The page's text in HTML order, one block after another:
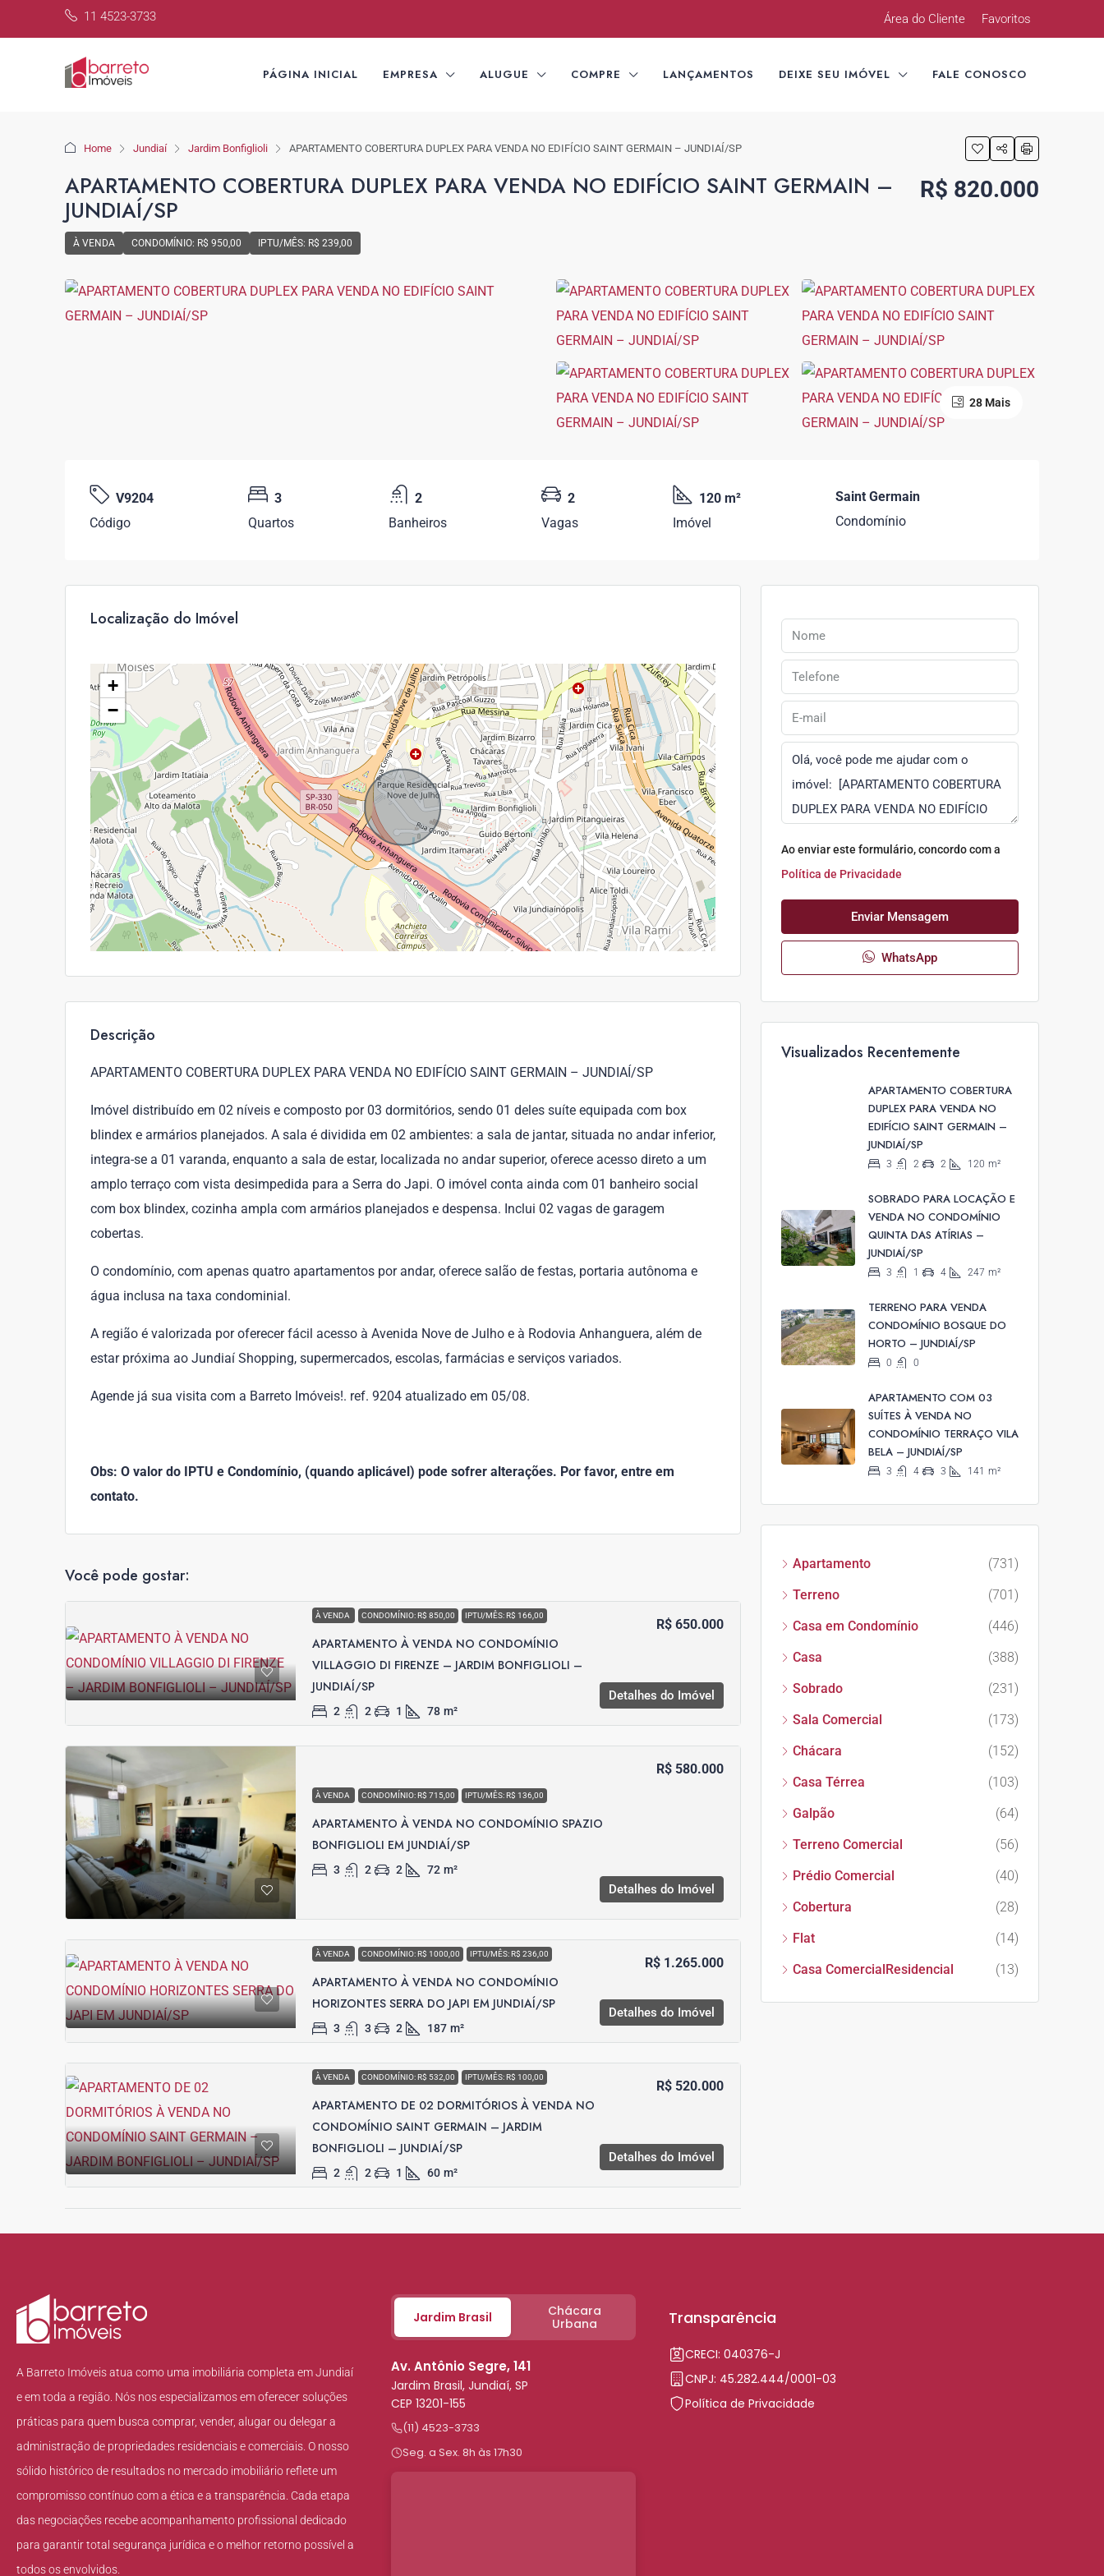
11 4523-3733 Área do Cliente Favoritos
PÁGINA INICIAL EMPRESA ALUGUE COMPRE LANÇAMENTOS DEIXE SEU IMÓVEL FALE CONOSCO
Home Jundiaí Jardim Bonfiglioli APARTAMENTO COBERTURA DUPLEX PARA VENDA NO EDIFÍCIO SAINT GERMAIN – JUNDIAÍ/SP
APARTAMENTO COBERTURA DUPLEX PARA VENDA NO EDIFÍCIO SAINT GERMAIN –
JUNDIAÍ/SP
À VENDA CONDOMÍNIO: R$ 950,00 IPTU/MÊS: R$ 239,00
R$ 820.000
28 Mais
V9204
Código
3
Quartos
2
Banheiros
2
Vagas
120 m²
Imóvel
Saint Germain
Condomínio
Localização do Imóvel
+
−
Descrição
APARTAMENTO COBERTURA DUPLEX PARA VENDA NO EDIFÍCIO SAINT GERMAIN – JUNDIAÍ/SP
Imóvel distribuído em 02 níveis e composto por 03 dormitórios, sendo 01 deles suíte equipada com box
blindex e armários planejados. A sala é dividida em 02 ambientes: a sala de jantar, situada no andar inferior,
integra-se a 01 varanda, enquanto a sala de estar, localizada no andar superior, oferece acesso direto a um
amplo terraço com vista desimpedida para a Serra do Japi. O imóvel conta ainda com 01 banheiro social
com box blindex, cozinha ampla com armários planejados e despensa. Inclui 02 vagas de garagem
cobertas.
O condomínio, com apenas quatro apartamentos por andar, oferece salão de festas, portaria autônoma e
água inclusa na taxa condominial.
A região é valorizada por oferecer fácil acesso à Avenida Nove de Julho e à Rodovia Anhanguera, além de
estar próxima ao Jundiaí Shopping, supermercados, escolas, farmácias e serviços variados.
Agende já sua visita com a Barreto Imóveis!. ref. 9204 atualizado em 05/08.
Obs: O valor do IPTU e Condomínio, (quando aplicável) pode sofrer alterações. Por favor, entre em
contato.
Você pode gostar:
À VENDA CONDOMÍNIO: R$ 850,00 IPTU/MÊS: R$ 166,00
APARTAMENTO À VENDA NO CONDOMÍNIO
VILLAGGIO DI FIRENZE – JARDIM BONFIGLIOLI –
JUNDIAÍ/SP
R$ 650.000
2 2 1 78 m²
Detalhes do Imóvel
À VENDA CONDOMÍNIO: R$ 715,00 IPTU/MÊS: R$ 136,00
APARTAMENTO À VENDA NO CONDOMÍNIO SPAZIO
BONFIGLIOLI EM JUNDIAÍ/SP
R$ 580.000
3 2 2 72 m²
Detalhes do Imóvel
À VENDA CONDOMÍNIO: R$ 1000,00 IPTU/MÊS: R$ 236,00
APARTAMENTO À VENDA NO CONDOMÍNIO
HORIZONTES SERRA DO JAPI EM JUNDIAÍ/SP
R$ 1.265.000
3 3 2 187 m²
Detalhes do Imóvel
À VENDA CONDOMÍNIO: R$ 532,00 IPTU/MÊS: R$ 100,00
APARTAMENTO DE 02 DORMITÓRIOS À VENDA NO
CONDOMÍNIO SAINT GERMAIN – JARDIM
BONFIGLIOLI – JUNDIAÍ/SP
R$ 520.000
2 2 1 60 m²
Detalhes do Imóvel
Ao enviar este formulário, concordo com a
Política de Privacidade
Enviar Mensagem
WhatsApp
Visualizados Recentemente
APARTAMENTO COBERTURA
DUPLEX PARA VENDA NO
EDIFÍCIO SAINT GERMAIN –
JUNDIAÍ/SP
3 2 2 120 m²
SOBRADO PARA LOCAÇÃO E
VENDA NO CONDOMÍNIO
QUINTA DAS ATÍRIAS –
JUNDIAÍ/SP
3 1 4 247 m²
TERRENO PARA VENDA
CONDOMÍNIO BOSQUE DO
HORTO – JUNDIAÍ/SP
0 0
APARTAMENTO COM 03
SUÍTES À VENDA NO
CONDOMÍNIO TERRAÇO VILA
BELA – JUNDIAÍ/SP
3 4 3 141 m²
Apartamento
(731)
Terreno
(701)
Casa em Condomínio
(446)
Casa
(388)
Sobrado
(231)
Sala Comercial
(173)
Chácara
(152)
Casa Térrea
(103)
Galpão
(64)
Terreno Comercial
(56)
Prédio Comercial
(40)
Cobertura
(28)
Flat
(14)
Casa ComercialResidencial
(13)
A Barreto Imóveis atua como uma imobiliária completa em Jundiaí
e em toda a região. Nós nos especializamos em oferecer soluções
práticas para quem busca comprar, vender, alugar ou delegar a
administração de propriedades residenciais e comerciais. O nosso
sólido histórico de resultados no mercado imobiliário reflete um
compromisso contínuo com a ética e a transparência. Cada etapa
das negociações recebe acompanhamento profissional dedicado
para garantir total segurança jurídica e o melhor retorno possível a
todos os envolvidos.
Jardim Brasil
Chácara
Urbana
Av. Antônio Segre, 141
Jardim Brasil, Jundiaí, SP
CEP 13201-155
(11) 4523-3733
Seg. a Sex. 8h às 17h30
Transparência
CRECI: 040376-J
CNPJ: 45.282.444/0001-03
Política de Privacidade